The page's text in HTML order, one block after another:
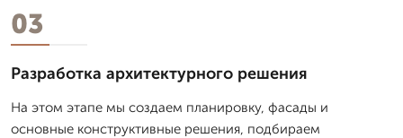
03
Разработка архитектурного решения
На этом этапе мы создаем планировку, фасады и
основные конструктивные решения, подбираем